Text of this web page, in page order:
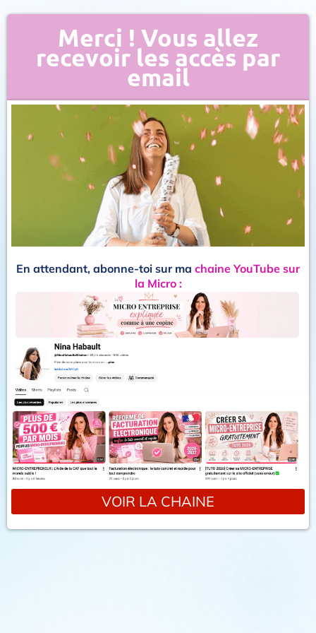
Merci ! Vous allez
recevoir les accès par
email
En attendant, abonne-toi sur ma chaine YouTube sur
la Micro :
VOIR LA CHAINE